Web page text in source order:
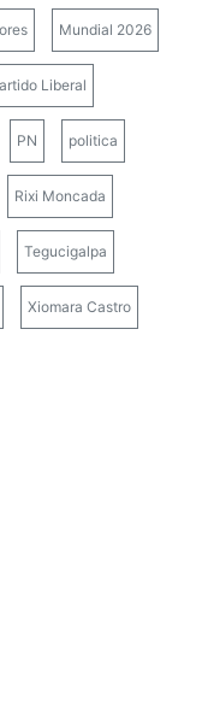
Mundial 2026
Liberal
PN politica
Rixi Moncada
Tegucigalpa
Xiomara Castro